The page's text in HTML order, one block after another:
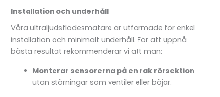
Installation och underhåll
Våra ultraljudsflödesmätare är utformade för enkel
installation och minimalt underhåll. För att uppnå
bästa resultat rekommenderar vi att man:
Monterar sensorerna på en rak rörsektion
utan störningar som ventiler eller böjar.